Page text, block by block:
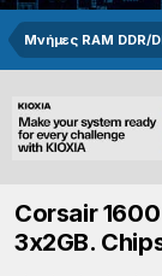
Μνήμες RAM DDR/
Corsair
3x2GB.